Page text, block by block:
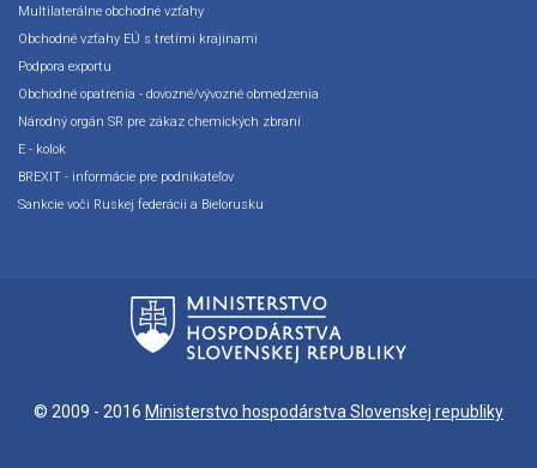
Multilaterálne obchodné vzťahy
Obchodné vzťahy EÚ s tretími krajinami
Podpora exportu
Obchodné opatrenia - dovozné/vývozné obmedzenia
Národný orgán SR pre zákaz chemických zbraní
E - kolok
BREXIT - informácie pre podnikateľov
Sankcie voči Ruskej federácii a Bielorusku
© 2009 - 2016 Ministerstvo hospodárstva Slovenskej republiky